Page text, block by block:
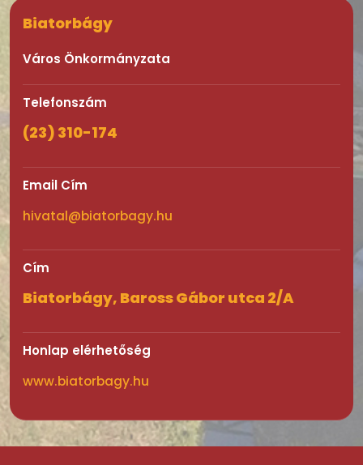
Biatorbágy
Város Önkormányzata
Telefonszám
(23) 310-174
Email Cím
hivatal@biatorbagy.hu
Cím
Biatorbágy, Baross Gábor utca 2/A
Honlap elérhetőség
www.biatorbagy.hu